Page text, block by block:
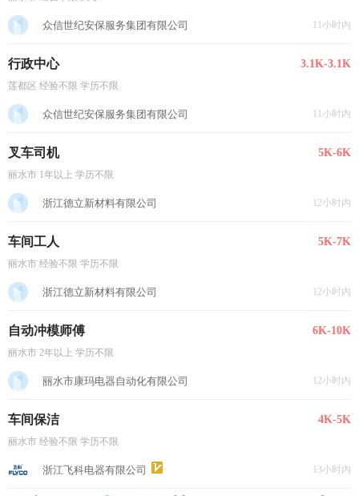
众信世纪安保服务集团有限公司 11小时内
行政中心 3.1K-3.1K
莲都区 经验不限 学历不限
众信世纪安保服务集团有限公司 11小时内
叉车司机 5K-6K
丽水市 1年以上 学历不限
浙江德立新材料有限公司 12小时内
车间工人 5K-7K
丽水市 经验不限 学历不限
浙江德立新材料有限公司 12小时内
自动冲模师傅 6K-10K
丽水市 2年以上 学历不限
丽水市康玛电器自动化有限公司 12小时内
车间保洁 4K-5K
丽水市 经验不限 学历不限
浙江飞科电器有限公司 13小时内